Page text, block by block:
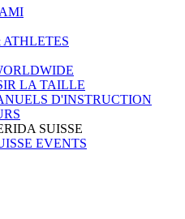
ATHLETES
LA TAILLE
D'INSTRUCTION
SUISSE
EVENTS